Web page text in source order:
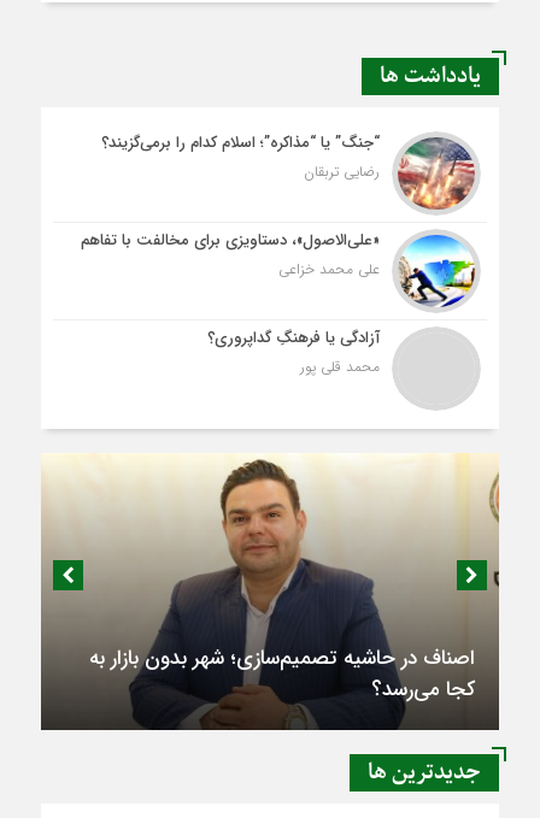
یادداشت ها
“جنگ” یا “مذاکره”؛ اسلام کدام را برمی‌گزیند؟
رضایی تربقان
«علی‌الاصول»، دستاویزی برای مخالفت با تفاهم
علی محمد خزاعی
آزادگی یا فرهنگِ گداپروری؟
محمد قلی پور
اصناف در حاشیه تصمیم‌سازی؛ شهر بدون بازار به
کجا می‌رسد؟
جديدترين ها